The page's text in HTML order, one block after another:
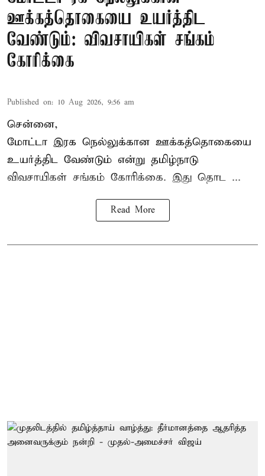
ஊக்கத்தொகையை உயர்த்திட
வேண்டும்: விவசாயிகள் சங்கம்
கோரிக்கை
Published on: 10 Aug 2026, 9:56 am
சென்னை,
மோட்டா இரக நெல்லுக்கான ஊக்கத்தொகையை
உயர்த்திட வேண்டும் என்று தமிழ்நாடு
விவசாயிகள் சங்கம் கோரிக்கை. இது தொட ...
Read More